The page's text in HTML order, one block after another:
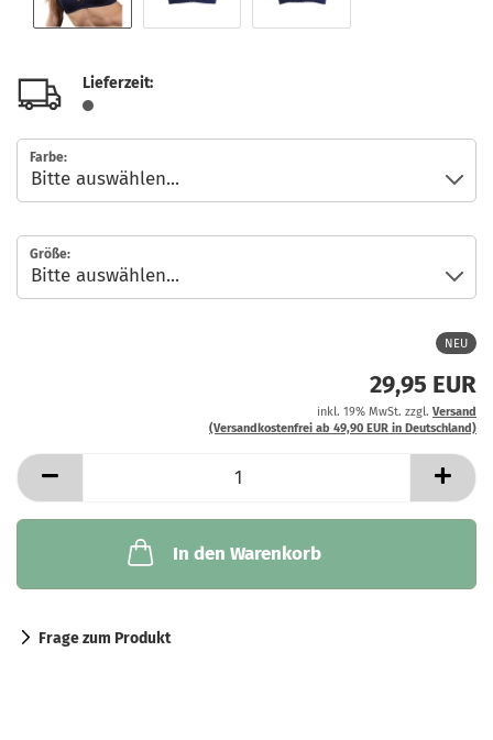
Lieferzeit:
Farbe:
Größe:
NEU
29,95 EUR
inkl. 19% MwSt. zzgl. Versand
(Versandkostenfrei ab 49,90 EUR in Deutschland)
In den Warenkorb
Frage zum Produkt